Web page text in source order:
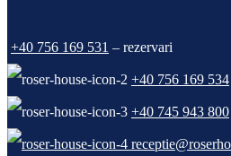
+40 756 169 531 – rezervari
+40 756 169 534
+40 745 943 800